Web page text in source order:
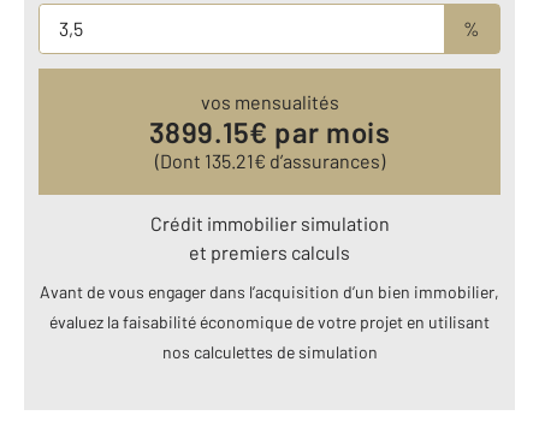
%
vos mensualités
3899.15€ par mois
(Dont 135.21€ d’assurances)
Crédit immobilier simulation
et premiers calculs
Avant de vous engager dans l’acquisition d’un bien immobilier,
évaluez la faisabilité économique de votre projet en utilisant
nos calculettes de simulation